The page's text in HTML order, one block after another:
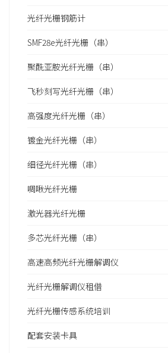
光纤光栅钢筋计
SMF28e光纤光栅（串）
聚酰亚胺光纤光栅（串）
飞秒刻写光纤光栅（串）
高强度光纤光栅（串）
镀金光纤光栅（串）
细径光纤光栅（串）
啁啾光纤光栅
激光器光纤光栅
多芯光纤光栅（串）
高速高频光纤光栅解调仪
光纤光栅解调仪租借
光纤光栅传感系统培训
配套安装卡具